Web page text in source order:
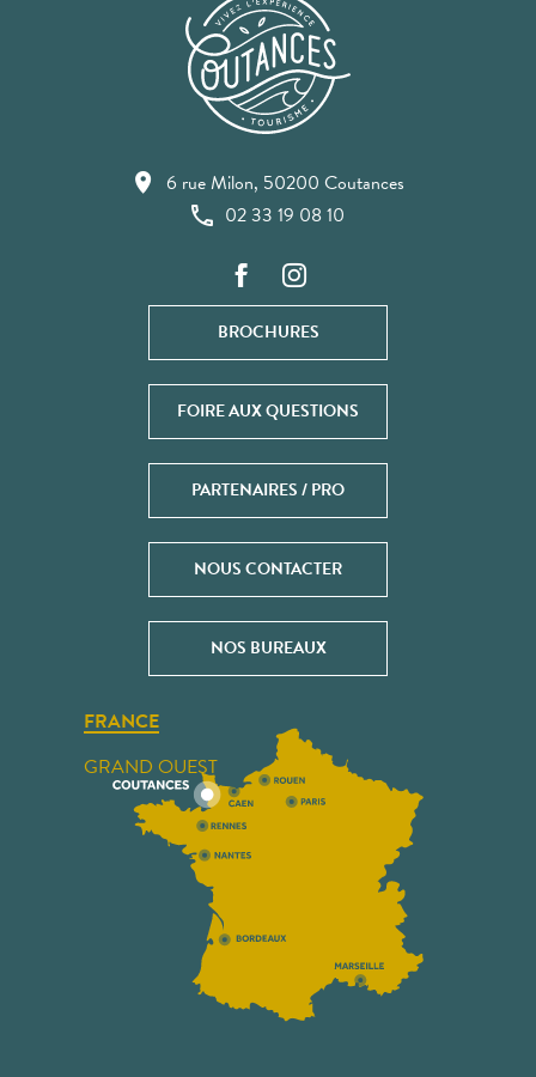
6 rue Milon, 50200 Coutances
02 33 19 08 10
BROCHURES
FOIRE AUX QUESTIONS
PARTENAIRES / PRO
NOUS CONTACTER
NOS BUREAUX
FRANCE
GRAND OUEST